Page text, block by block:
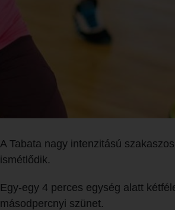
A Tabata nagy intenzitású
ismétlődik.
Egy-egy 4 perces egység alatt
másodpercnyi szünet.